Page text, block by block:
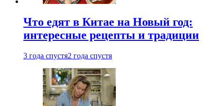
Что едят в Китае на Новый год:
интересные рецепты и традиции
3 года спустя2 года спустя